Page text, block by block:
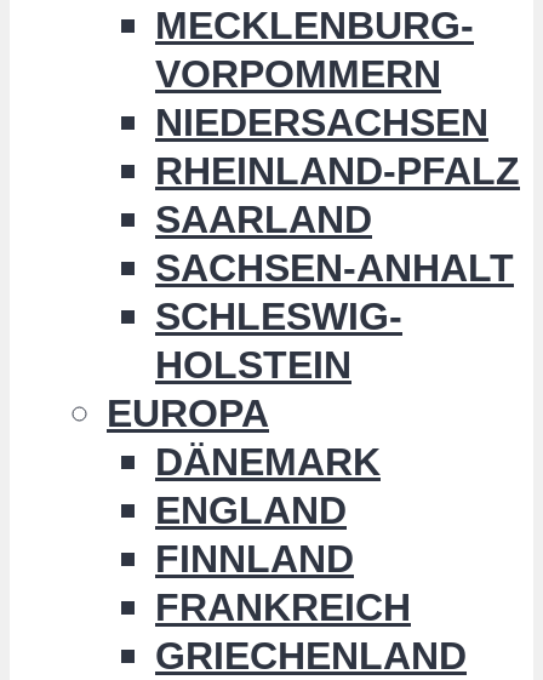
MECKLENBURG-
VORPOMMERN
NIEDERSACHSEN
RHEINLAND-PFALZ
SAARLAND
SACHSEN-ANHALT
SCHLESWIG-
HOLSTEIN
EUROPA
DÄNEMARK
ENGLAND
FINNLAND
FRANKREICH
GRIECHENLAND